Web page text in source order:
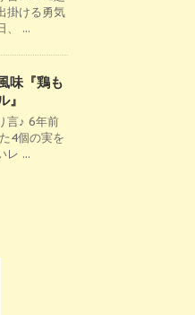
掛ける勇気
、 ...
味『鶏も
』
言♪ 6年前
4個の実を
レ ...